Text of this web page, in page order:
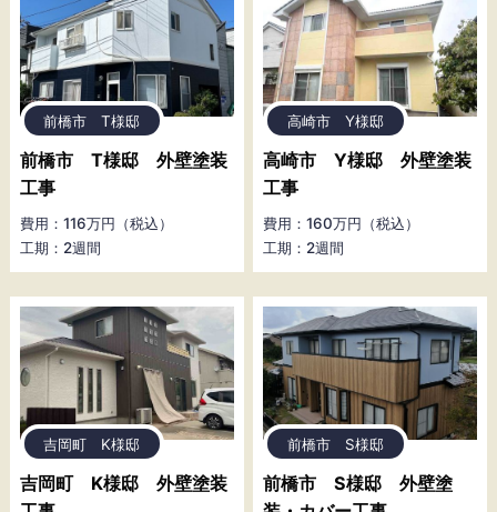
前橋市 T様邸
前橋市 T様邸 外壁塗装
工事
費用：116万円（税込）
工期：2週間
高崎市 Y様邸
高崎市 Y様邸 外壁塗装
工事
費用：160万円（税込）
工期：2週間
吉岡町 K様邸
吉岡町 K様邸 外壁塗装
前橋市 S様邸
前橋市 S様邸 外壁塗